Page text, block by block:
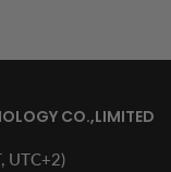
CO.,LIMITED
UTC+2)